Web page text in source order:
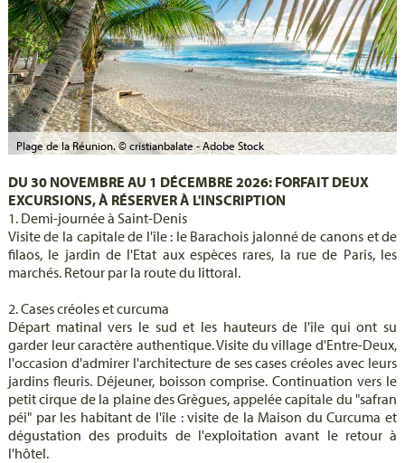
Plage de la Réunion. © cristianbalate - Adobe Stock
DU 30 NOVEMBRE AU 1 DÉCEMBRE 2026: FORFAIT DEUX
EXCURSIONS, À RÉSERVER À L'INSCRIPTION
1. Demi-journée à Saint-Denis
Visite de la capitale de l'île : le Barachois jalonné de canons et de
filaos, le jardin de l'Etat aux espèces rares, la rue de Paris, les
marchés. Retour par la route du littoral.
2. Cases créoles et curcuma
Départ matinal vers le sud et les hauteurs de l'île qui ont su
garder leur caractère authentique. Visite du village d'Entre-Deux,
l'occasion d'admirer l'architecture de ses cases créoles avec leurs
jardins fleuris. Déjeuner, boisson comprise. Continuation vers le
petit cirque de la plaine des Grègues, appelée capitale du "safran
péi" par les habitant de l'île : visite de la Maison du Curcuma et
dégustation des produits de l'exploitation avant le retour à
l'hôtel.